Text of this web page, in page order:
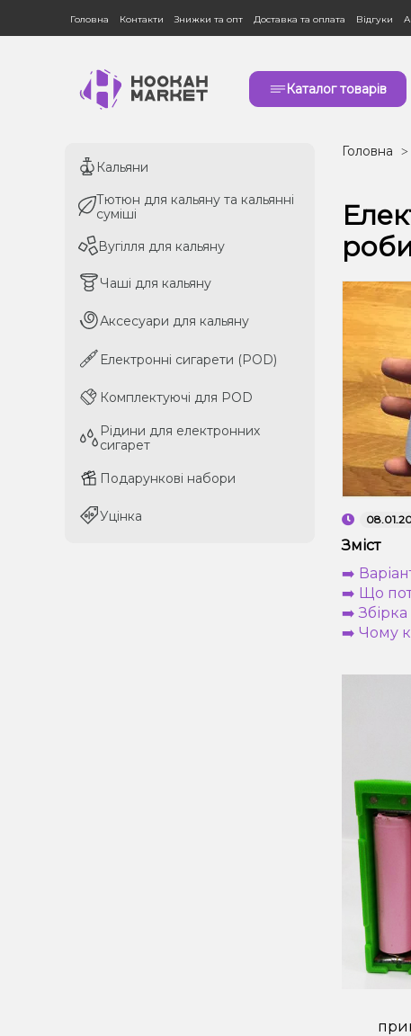
Головна Контакти Знижки та опт Доставка та оплата Відгуки
Каталог товарів
Кальяни
Тютюн для кальяну та кальянні
суміші
Вугілля для кальяну
Чаші для кальяну
Аксесуари для кальяну
Електронні сигарети (POD)
Комплектуючі для POD
Рідини для електронних
сигарет
Подарункові набори
Уцінка
Кальяни
Тютюн для кальяну та кальянні
суміші
Вугілля для кальяну
Чаші для кальяну
Аксесуари для кальяну
Електронні сигарети (POD)
Комплектуючі для POD
Рідини для електронних
сигарет
Подарункові набори
Уцінка
Головна
Зміст
➡️
➡️ Що
➡️
➡️ Чому